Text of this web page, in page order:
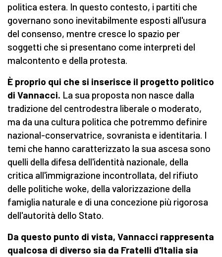
politica estera. In questo contesto, i partiti che
governano sono inevitabilmente esposti all'usura
del consenso, mentre cresce lo spazio per
soggetti che si presentano come interpreti del
malcontento e della protesta.
È proprio qui che si inserisce il progetto politico
di Vannacci. La sua proposta non nasce dalla
tradizione del centrodestra liberale o moderato,
ma da una cultura politica che potremmo definire
nazional-conservatrice, sovranista e identitaria. I
temi che hanno caratterizzato la sua ascesa sono
quelli della difesa dell'identità nazionale, della
critica all'immigrazione incontrollata, del rifiuto
delle politiche woke, della valorizzazione della
famiglia naturale e di una concezione più rigorosa
dell'autorità dello Stato.
Da questo punto di vista, Vannacci rappresenta
qualcosa di diverso sia da Fratelli d'Italia sia